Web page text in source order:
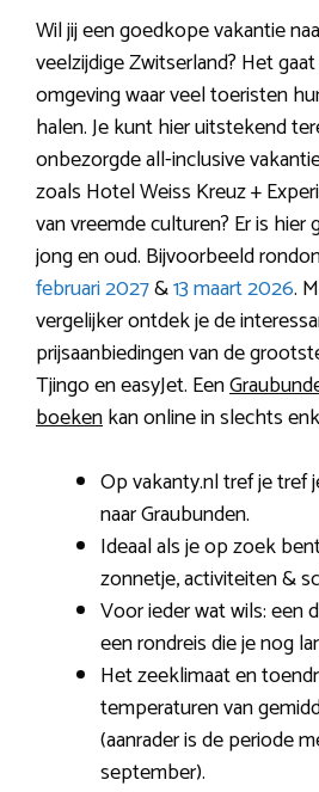
Wil jij een goedkope vakantie
veelzijdige Zwitserland? Het
omgeving waar veel toeristen
halen. Je kunt hier uitstekend
onbezorgde all-inclusive
zoals Hotel Weiss Kreuz +
van vreemde culturen? Er is
jong en oud. Bijvoorbeeld
februari 2027&13 maart 2026.
vergelijker ontdek je de
prijsaanbiedingen van de
Tjingo en easyJet. Een
boekenkan online in slechts
Op vakanty.nl tref je tref
naar Graubunden.
Ideaal als je op zoek
zonnetje, activiteiten &
Voor ieder wat wils: een
een rondreis die je nog
Het zeeklimaat en
temperaturen van
(aanrader is de periode
september).